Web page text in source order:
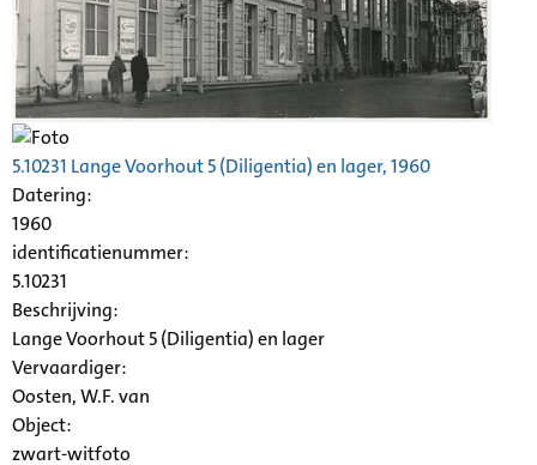
5.10231 Lange Voorhout 5 (Diligentia) en lager, 1960
Datering:
1960
identificatienummer:
5.10231
Beschrijving:
Lange Voorhout 5 (Diligentia) en lager
Vervaardiger:
Oosten, W.F. van
Object:
zwart-witfoto